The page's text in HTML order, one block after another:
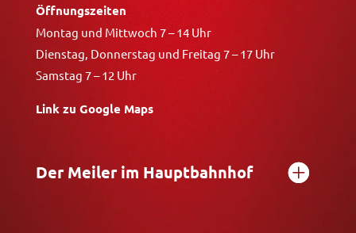
Öffnungszeiten
Montag und Mittwoch 7 – 14 Uhr
Dienstag, Donnerstag und Freitag 7 – 17 Uhr
Samstag 7 – 12 Uhr
Link zu Google Maps
Der Meiler im Hauptbahnhof